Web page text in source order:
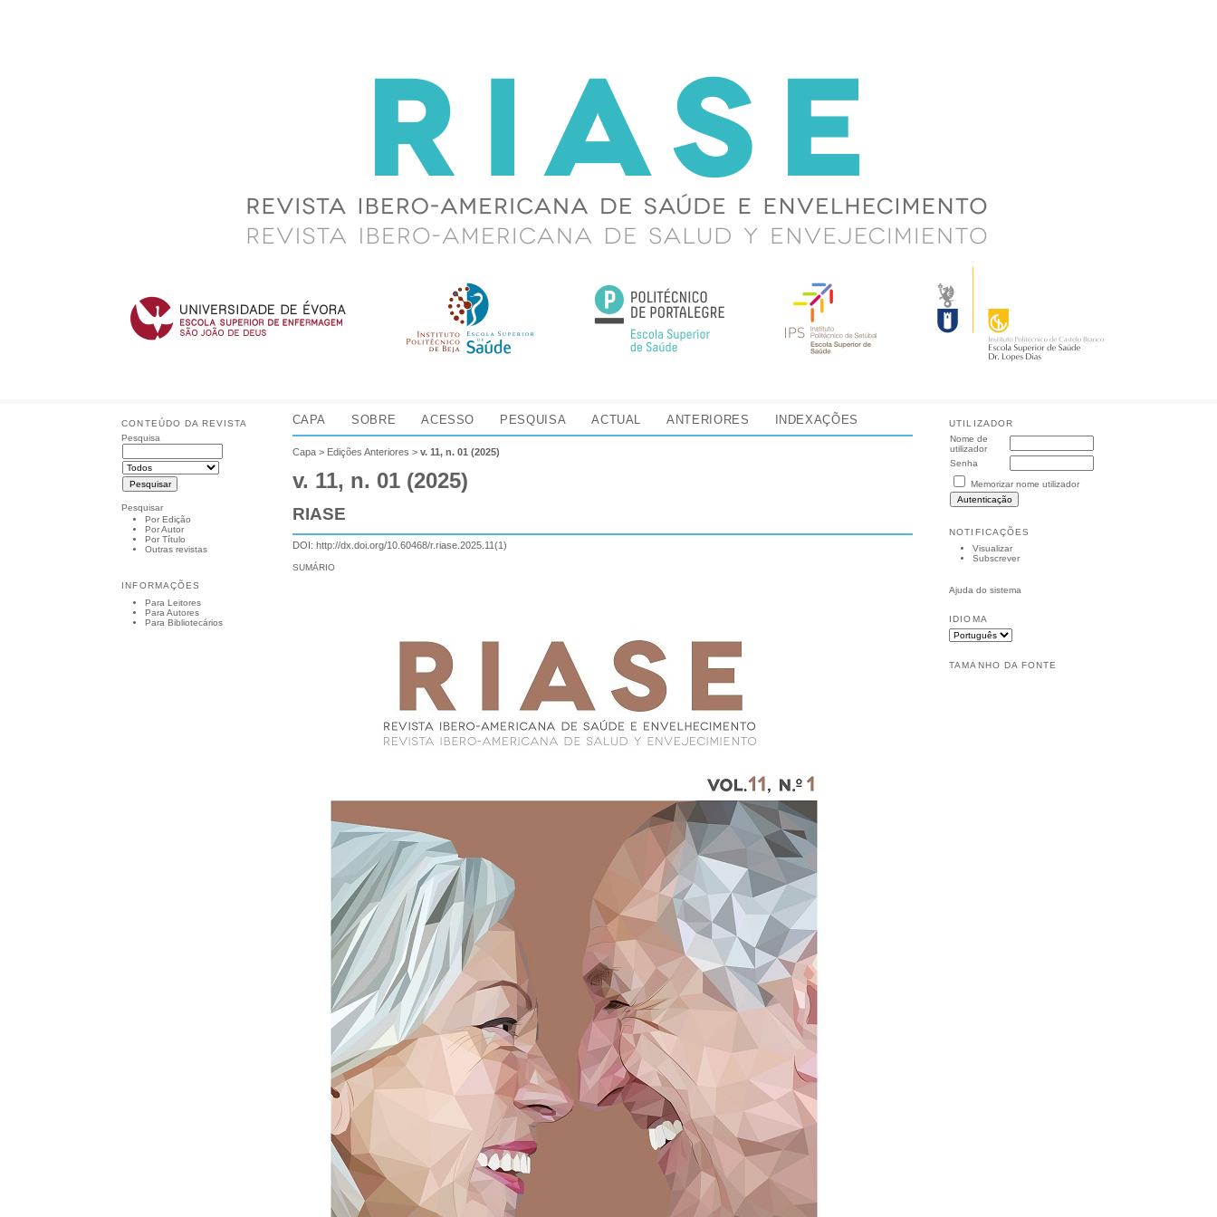
CONTEÚDO DA REVISTA
Pesquisa
Pesquisar
Por Edição
Por Autor
Por Título
Outras revistas
INFORMAÇÕES
Para Leitores
Para Autores
Para Bibliotecários
UTILIZADOR
Nome de
utilizador
Senha
Memorizar nome utilizador
NOTIFICAÇÕES
Visualizar
Subscrever
Ajuda do sistema
IDIOMA
TAMANHO DA FONTE
CAPA SOBRE ACESSO PESQUISA ACTUAL ANTERIORES INDEXAÇÕES
Capa> Edições Anteriores > v. 11, n. 01 (2025)
v. 11, n. 01 (2025)
RIASE
DOI: http://dx.doi.org/10.60468/r.riase.2025.11(1)
SUMÁRIO